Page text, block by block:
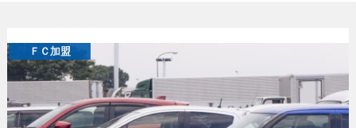
ＦＣ加盟